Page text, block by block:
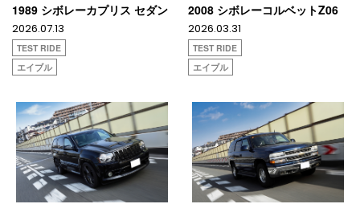
1989 シボレーカプリス セダン
2026.07.13
TEST RIDE
エイブル
2008 シボレーコルベットZ06
2026.03.31
TEST RIDE
エイブル